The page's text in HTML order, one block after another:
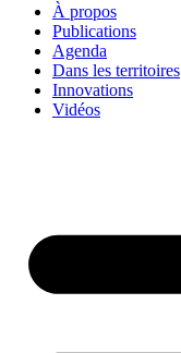
À propos
Publications
Agenda
Dans les territoires
Innovations
Vidéos